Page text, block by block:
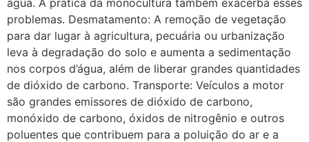
problemas. Desmatamento: A remoção de vegetação
para dar lugar à agricultura, pecuária ou urbanização
leva à degradação do solo e aumenta a sedimentação
nos corpos d’água, além de liberar grandes quantidades
de dióxido de carbono. Transporte: Veículos a motor
são grandes emissores de dióxido de carbono,
monóxido de carbono, óxidos de nitrogênio e outros
poluentes que contribuem para a poluição do ar e a